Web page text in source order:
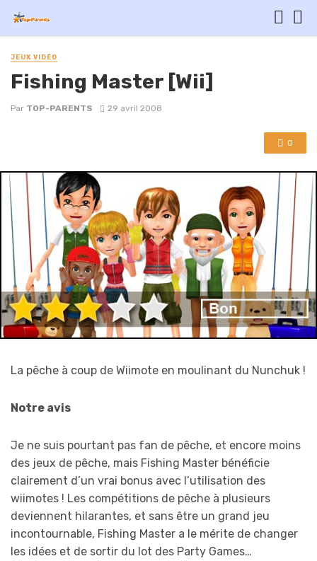
JEUX VIDÉO
Fishing Master [Wii]
Par TOP-PARENTS 29 avril 2008
0
La pêche à coup de Wiimote en moulinant du Nunchuk !
Notre avis
Je ne suis pourtant pas fan de pêche, et encore moins
des jeux de pêche, mais Fishing Master bénéficie
clairement d’un vrai bonus avec l’utilisation des
wiimotes ! Les compétitions de pêche à plusieurs
deviennent hilarantes, et sans être un grand jeu
incontournable, Fishing Master a le mérite de changer
les idées et de sortir du lot des Party Games…